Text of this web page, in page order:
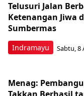
Indramayu
Telusuri Jalan
Ketenangan Jiwa
Sumbermas
Sabtu, 8
Menag: